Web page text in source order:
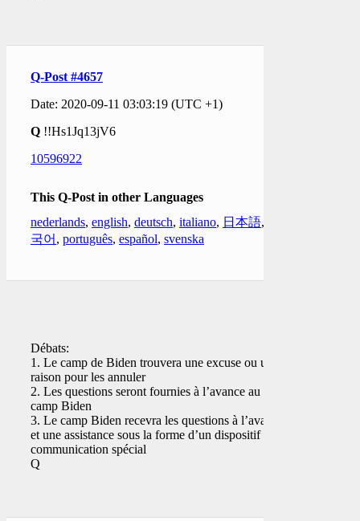
Q-Post #4657
Date: 2020-09-11 03:03:19 (UTC +1)
Q !!Hs1Jq13jV6
10596922
This Q-Post in other Languages
nederlands, english, deutsch, italiano, 日本語,
국어 , português, español, svenska
Débats:
1. Le camp de Biden trouvera une excuse ou une
raison pour les annuler
2. Les questions seront fournies à l’avance au
camp Biden
3. Le camp Biden recevra les questions à l’avance
et une assistance sous la forme d’un dispositif de
communication spécial
Q